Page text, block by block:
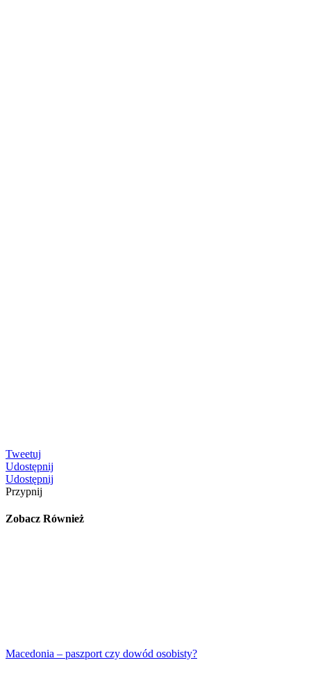
Tweetuj
Udostępnij
Udostępnij
Przypnij
Zobacz Również
Macedonia – paszport czy dowód osobisty?